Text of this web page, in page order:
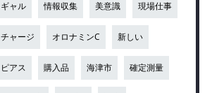
ギャル 情報収集 美意識 現場仕事
チャージ オロナミンC 新しい
ピアス 購入品 海津市 確定測量